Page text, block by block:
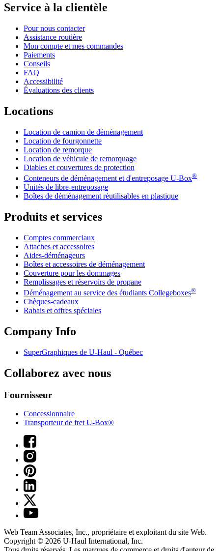
Service à la clientèle
Pour nous contacter
Assistance routière
Mon compte et mes commandes
Paiements
Conseils
FAQ
Accessibilité
Évaluations des clients
Locations
Location de camion de déménagement
Location de fourgonnette
Location de remorque
Location de véhicule de remorquage
Diables et couvertures de protection
Conteneurs de déménagement et d'entreposage U-Box®
Unités de libre-entreposage
Boîtes de déménagement réutilisables en plastique
Produits et services
Comptes commerciaux
Attaches et accessoires
Aides-déménageurs
Boîtes et accessoires de déménagement
Couverture pour les dommages
Remplissages et réservoirs de propane
Déménagement au service des étudiants Collegeboxes®
Chèques-cadeaux
Rabais et offres spéciales
Company Info
SuperGraphiques de U-Haul - Québec
Collaborez avec nous
Fournisseur
Concessionnaire
Transporteur de fret U-Box®
Web Team Associates, Inc., propriétaire et exploitant du site Web.
Copyright © 2026 U-Haul International, Inc.